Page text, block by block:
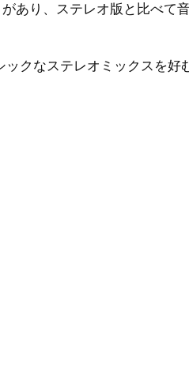
あり、ステレオ版と比べて
クなステレオミックスを